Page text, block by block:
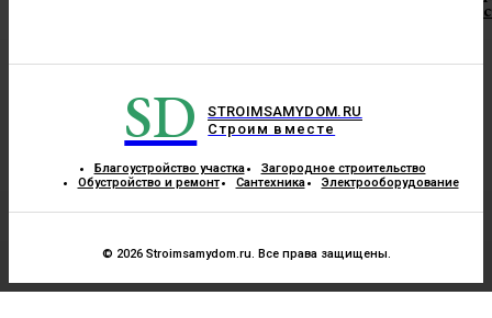
SD
STROIMSAMYDOM.RU
Строим вместе
Благоустройство участка
Загородное строительство
Обустройство и ремонт
Сантехника Электрооборудование
© 2026 Stroimsamydom.ru. Все права защищены.